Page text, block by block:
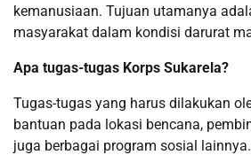
kemanusiaan. Tujuan utamanya
masyarakat dalam kondisi darurat
Apa tugas-tugas Korps Sukarela?
Tugas-tugas yang harus dilakukan
bantuan pada lokasi bencana,
juga berbagai program sosial